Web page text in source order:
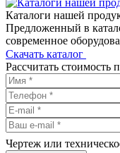
Каталоги нашей
Предложенный в
современное
Скачать каталог
Рассчитать стоимость
Чертеж или